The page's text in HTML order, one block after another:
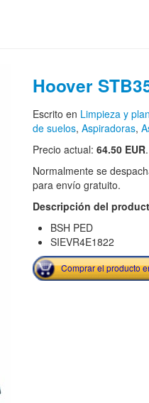
Hoover
Escrito en Limpieza y
de suelos, Aspiradoras,
Precio actual: 64.50 EUR.
Normalmente se
para envío gratuito.
Descripción del
BSH PED
SIEVR4E1822
Comprar el producto